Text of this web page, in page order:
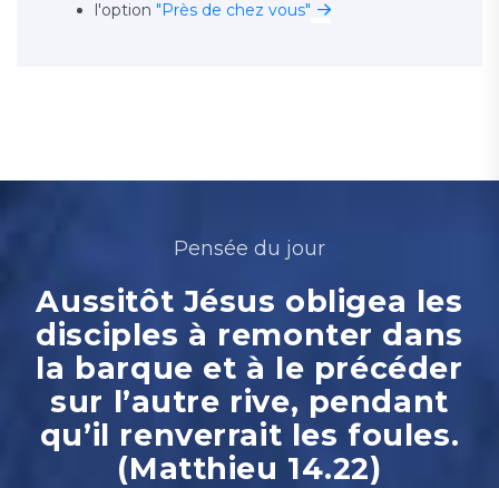
l'option "Près de chez vous"
Pensée du jour
Aussitôt Jésus obligea les
disciples à remonter dans
la barque et à le précéder
sur l’autre rive, pendant
qu’il renverrait les foules.
(Matthieu 14.22)